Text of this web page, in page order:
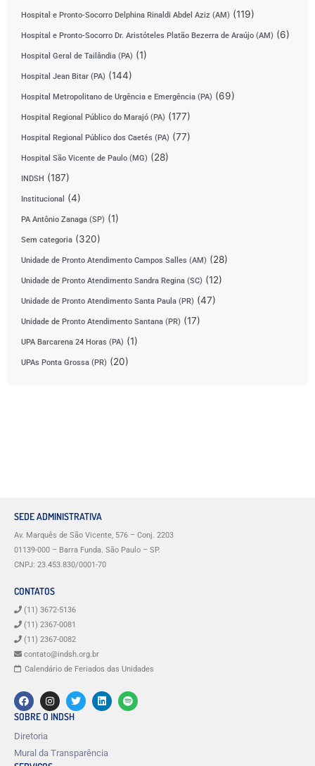
Hospital e Pronto-Socorro Delphina Rinaldi Abdel Aziz (AM) (119)
Hospital e Pronto-Socorro Dr. Aristóteles Platão Bezerra de Araújo (AM) (6)
Hospital Geral de Tailândia (PA) (1)
Hospital Jean Bitar (PA) (144)
Hospital Metropolitano de Urgência e Emergência (PA) (69)
Hospital Regional Público do Marajó (PA) (177)
Hospital Regional Público dos Caetés (PA) (77)
Hospital São Vicente de Paulo (MG) (28)
INDSH (187)
Institucional (4)
PA Antônio Zanaga (SP) (1)
Sem categoria (320)
Unidade de Pronto Atendimento Campos Salles (AM) (28)
Unidade de Pronto Atendimento Sandra Regina (SC) (12)
Unidade de Pronto Atendimento Santa Paula (PR) (47)
Unidade de Pronto Atendimento Santana (PR) (17)
UPA Barcarena 24 Horas (PA) (1)
UPAs Ponta Grossa (PR) (20)
SEDE ADMINISTRATIVA
Av. Marquês de São Vicente, 576 – Conj. 2203
01139-000 – Barra Funda. São Paulo – SP.
CNPJ: 23.453.830/0001-70
CONTATOS
(11) 3672-5136
(11) 2367-0081
(11) 2367-0082
contato@indsh.org.br
Calendário de Feriados das Unidades
SOBRE O INDSH
Diretoria
Mural da Transparência